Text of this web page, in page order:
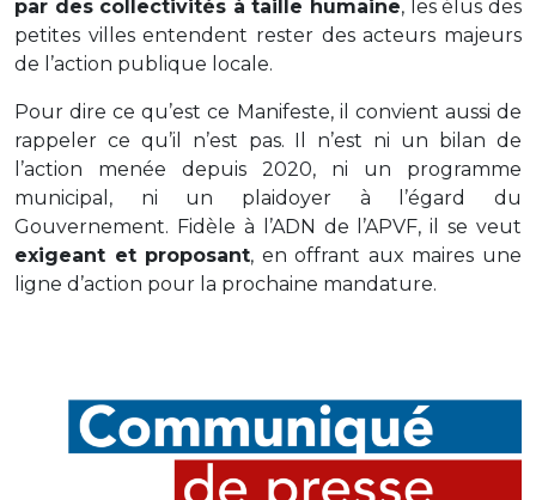
par des collectivités à taille humaine, les élus des
petites villes entendent rester des acteurs majeurs
de l’action publique locale.
Pour dire ce qu’est ce Manifeste, il convient aussi de
rappeler ce qu’il n’est pas. Il n’est ni un bilan de
l’action menée depuis 2020, ni un programme
municipal, ni un plaidoyer à l’égard du
Gouvernement. Fidèle à l’ADN de l’APVF, il se veut
exigeant et proposant, en offrant aux maires une
ligne d’action pour la prochaine mandature.